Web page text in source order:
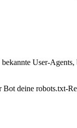
User-
deine robots.txt-